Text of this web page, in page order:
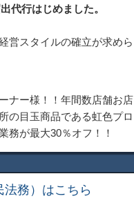
代行はじめました。
営スタイルの確立が求めら
ナー様！！年間数店舗お店
の目玉商品である虹色プロ
務が最大30％オフ！！
務）はこちら